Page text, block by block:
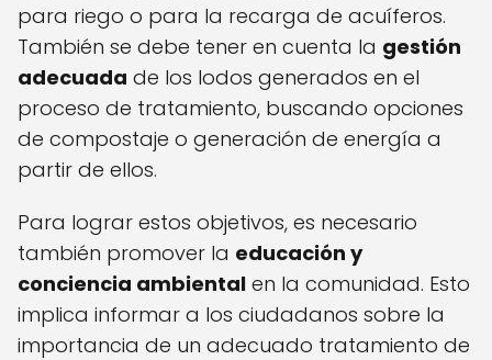
para riego o para la recarga de acuíferos.
También se debe tener en cuenta la gestión
adecuada de los lodos generados en el
proceso de tratamiento, buscando opciones
de compostaje o generación de energía a
partir de ellos.
Para lograr estos objetivos, es necesario
también promover la educación y
conciencia ambiental en la comunidad. Esto
implica informar a los ciudadanos sobre la
importancia de un adecuado tratamiento de